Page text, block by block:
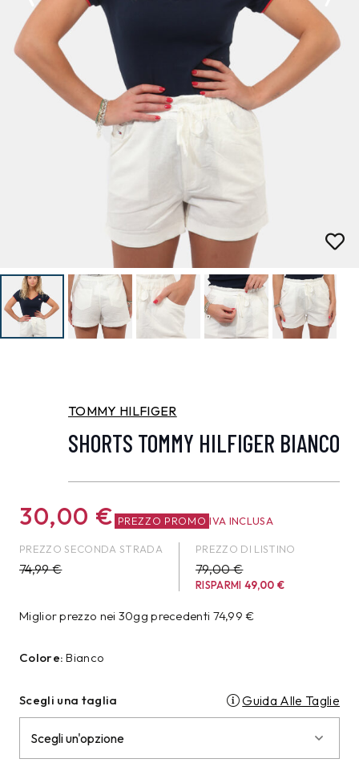
TOMMY HILFIGER
SHORTS TOMMY HILFIGER BIANCO
30,00 € PREZZO PROMO IVA INCLUSA
PREZZO SECONDA STRADA
74,99€
PREZZO DI LISTINO
79,00 €
RISPARMI49,00€
Miglior prezzo nei 30gg precedenti 74,99€
Colore: Bianco
Scegli una taglia Guida Alle Taglie